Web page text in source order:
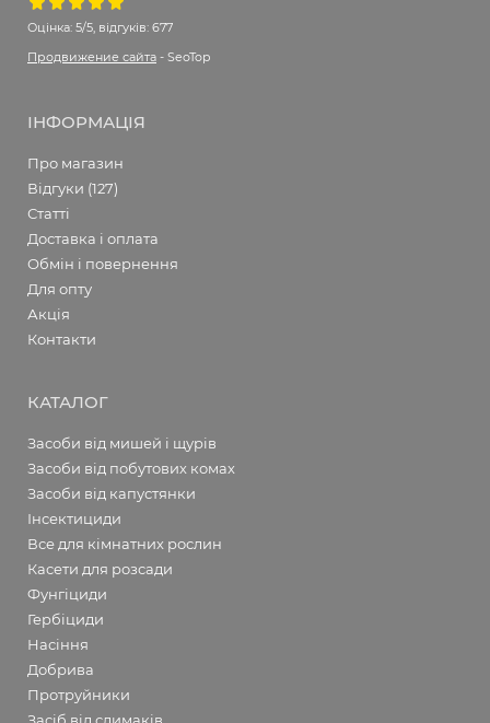
Оцінка: 5/5, відгуків: 677
Продвижение сайта - SeoTop
ІНФОРМАЦІЯ
Про магазин
Відгуки (127)
Статті
Доставка і оплата
Обмін і повернення
Для опту
Акція
Контакти
КАТАЛОГ
Засоби від мишей і щурів
Засоби від побутових комах
Засоби від капустянки
Інсектициди
Все для кімнатних рослин
Касети для розсади
Фунгіциди
Гербіциди
Насіння
Добрива
Протруйники